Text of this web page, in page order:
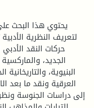
يحتوي هذا البحث
لتعريف النظرية
حركات النقد
الجديد،
البنيوية،
العرقية ونقد ما بعد
إلى دراسات الجنوسة